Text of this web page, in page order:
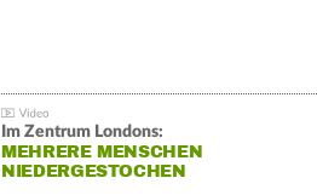
Im Zentrum Londons:
MEHRERE MENSCHEN
NIEDERGESTOCHEN